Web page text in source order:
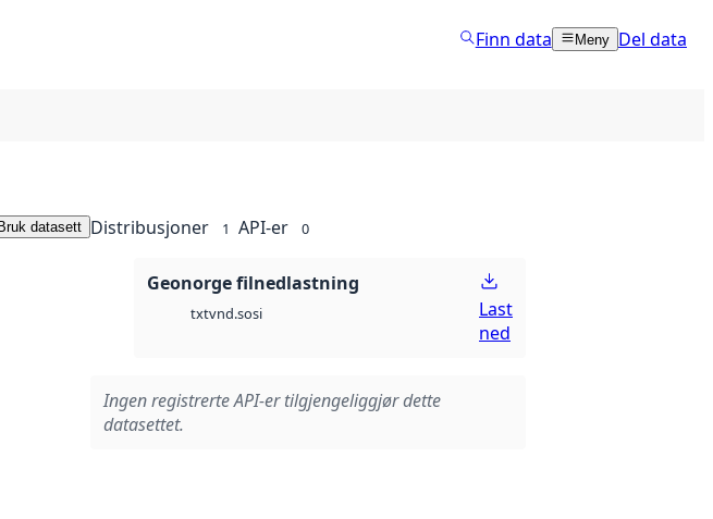
Finn data Meny Del data
Bruk datasett Distribusjoner 1 API-er 0
Geonorge filnedlastning
txtvnd.sosi
Last
ned
Ingen registrerte API-er tilgjengeliggjør dette
datasettet.